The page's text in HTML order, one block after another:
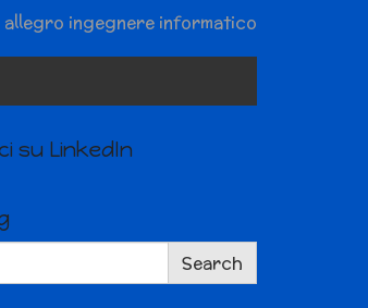
ingegnere informatico
su LinkedIn
Search